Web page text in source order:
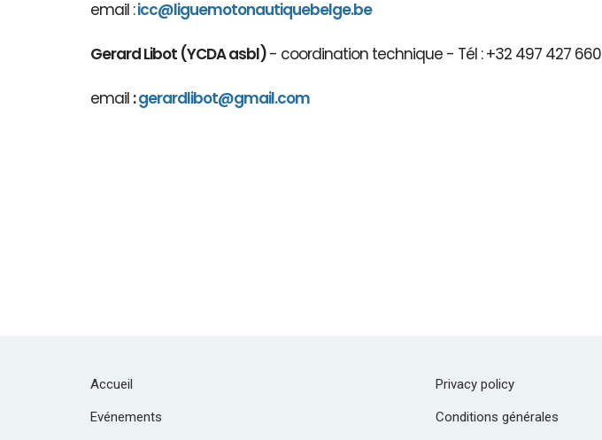
email :icc@liguemotonautiquebelge.be
Gerard Libot (YCDA asbl)- coordination technique - Tél : +32 497 427 660
email :gerardlibot@gmail.com
Accueil
Evénements
Privacy policy
Conditions générales